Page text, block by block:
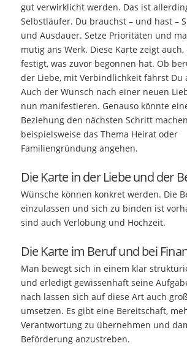
gut verwirklicht werden. Das ist
Selbstläufer. Du brauchst – und hast –
und Ausdauer. Setze Prioritäten und
mutig ans Werk. Diese Karte zeigt
festigt, was zuvor begonnen hat. Ob
der Liebe, mit Verbindlichkeit fährst Du
Auch der Wunsch nach einer neuen
nun manifestieren. Genauso könnte
Beziehung den nächsten Schritt
beispielsweise das Thema Heirat oder
Familiengründung angehen.
Die Karte in der Liebe und der
Wünsche können konkret werden. Die
einzulassen und sich zu binden ist
sind auch Verlobung und Hochzeit.
Die Karte im Beruf und bei
Man bewegt sich in einem klar
und erledigt gewissenhaft seine
nach lassen sich auf diese Art auch
umsetzen. Es gibt eine Bereitschaft,
Verantwortung zu übernehmen und
Beförderung anzustreben.